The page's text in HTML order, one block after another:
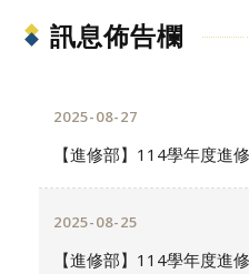
訊息佈告欄
2025-08-27
【進修部】114學年度進
2025-08-25
【進修部】114學年度進